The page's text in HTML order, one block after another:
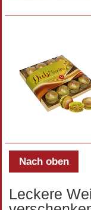
Nach oben
Leckere